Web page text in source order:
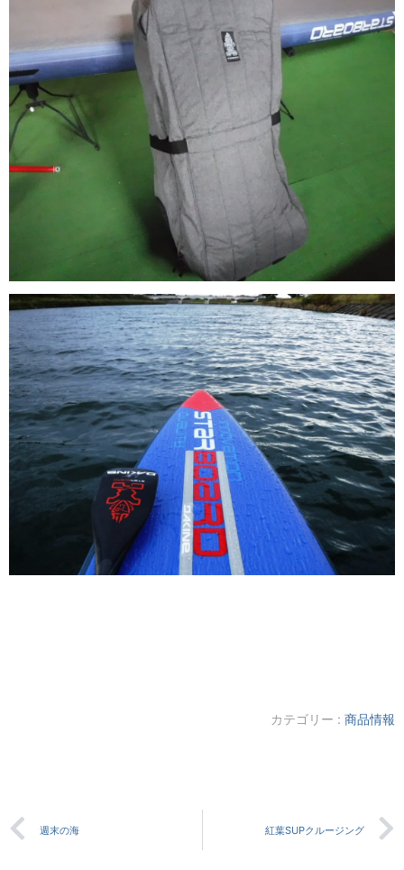
カテゴリー : 商品情報
週末の海 紅葉SUPクルージング